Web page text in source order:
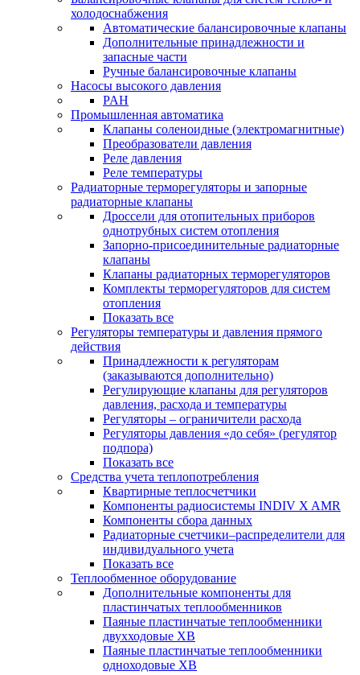
холодоснабжения
Автоматические балансировочные клапаны
Дополнительные принадлежности и
запасные части
Ручные балансировочные клапаны
Насосы высокого давления
PAH
Промышленная автоматика
Клапаны соленоидные (электромагнитные)
Преобразователи давления
Реле давления
Реле температуры
Радиаторные терморегуляторы и запорные
радиаторные клапаны
Дроссели для отопительных приборов
однотрубных систем отопления
Запорно-присоединительные радиаторные
клапаны
Клапаны радиаторных терморегуляторов
Комплекты терморегуляторов для систем
отопления
Показать все
Регуляторы температуры и давления прямого
действия
Принадлежности к регуляторам
(заказываются дополнительно)
Регулирующие клапаны для регуляторов
давления, расхода и температуры
Регуляторы – ограничители расхода
Регуляторы давления «до себя» (регулятор
подпора)
Показать все
Средства учета теплопотребления
Квартирные теплосчетчики
Компоненты радиосистемы INDIV X AMR
Компоненты сбора данных
Радиаторные счетчики–распределители для
индивидуального учета
Показать все
Теплообменное оборудование
Дополнительные компоненты для
пластинчатых теплообменников
Паяные пластинчатые теплообменники
двухходовые XB
Паяные пластинчатые теплообменники
одноходовые ХВ